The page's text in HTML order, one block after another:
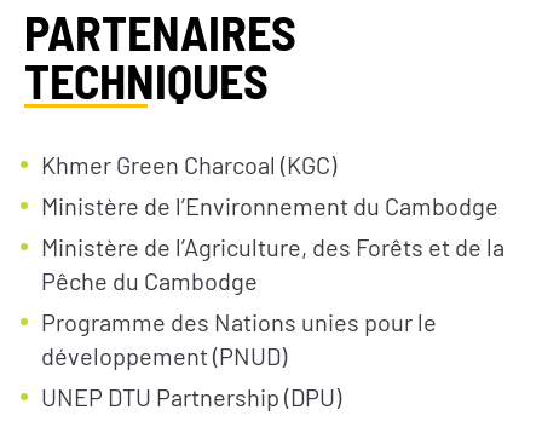
PARTENAIRES
TECHNIQUES
Khmer Green Charcoal (KGC)
Ministère de l’Environnement du Cambodge
Ministère de l’Agriculture, des Forêts et de la
Pêche du Cambodge
Programme des Nations unies pour le
développement (PNUD)
UNEP DTU Partnership (DPU)